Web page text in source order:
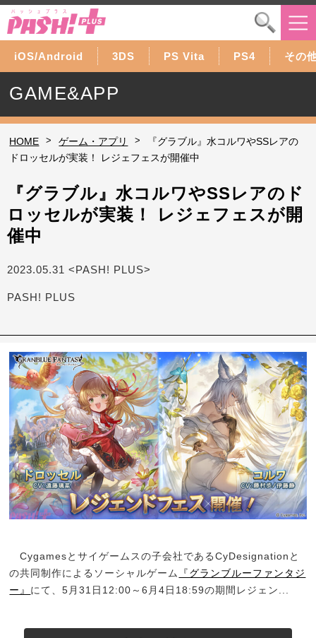
iOS/Android 3DS PS Vita PS4 その
GAME&APP
HOME > ゲーム・アプリ >
『グラブル』水コルワやSSレアの
ドロッセルが実装！ レジェフェスが開催中
『グラブル』水コルワやSSレアのド
ロッセルが実装！ レジェフェスが開
催中
2023.05.31 <PASH! PLUS>
PASH! PLUS
Cygamesとサイゲームスの子会社であるCyDesignationと
の共同制作によるソーシャルゲーム
『グランブルーファンタジ
ー』 にて、5月31日12:00～6月4日18:59の期間レジェン...